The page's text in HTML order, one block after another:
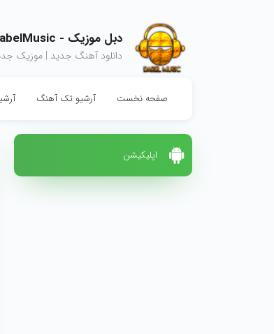
دبل موزیک - DabelMusic
دانلود آهنگ جدید | موزیک
صفحه نخست آرشیو تک آهنگ
اپلیکیشن